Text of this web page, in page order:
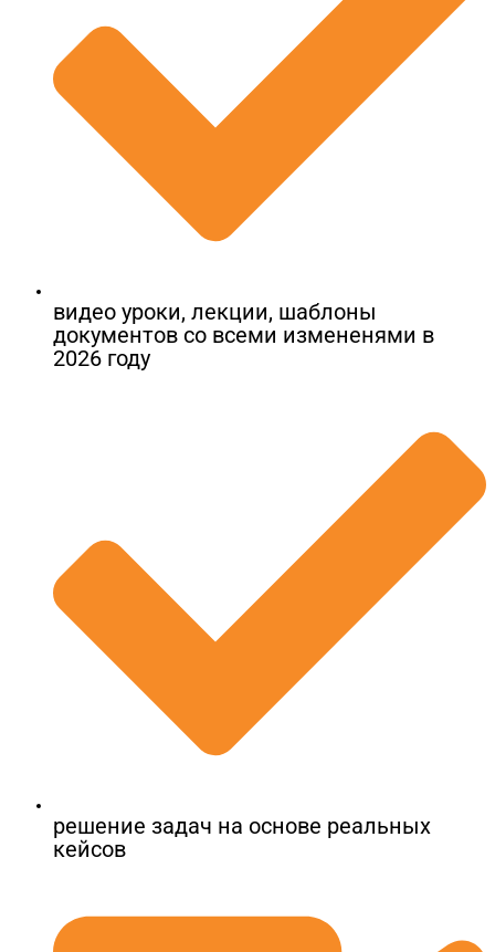
видео уроки, лекции, шаблоны
документов​ со всеми измененями в
2026 году
решение задач на основе реальных
кейсов